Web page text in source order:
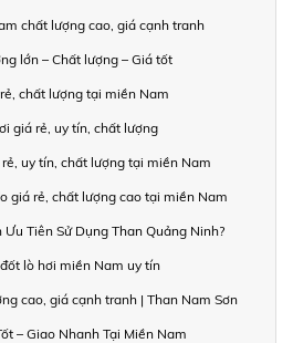
chất lượng cao, giá cạnh tranh
lớn – Chất lượng – Giá tốt
chất lượng tại miền Nam
giá rẻ, uy tín, chất lượng
uy tín, chất lượng tại miền Nam
giá rẻ, chất lượng cao tại miền Nam
Tiên Sử Dụng Than Quảng Ninh?
lò hơi miền Nam uy tín
cao, giá cạnh tranh | Than Nam Sơn
– Giao Nhanh Tại Miền Nam